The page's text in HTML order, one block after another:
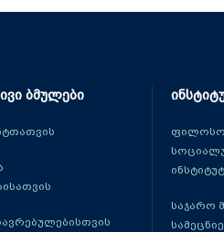
ბმულები
საჯარო